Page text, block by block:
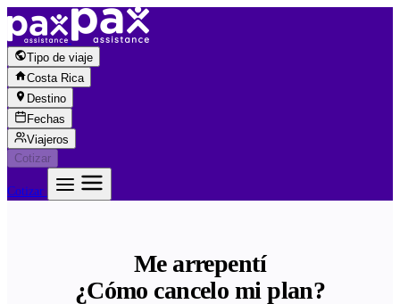
Saltar al contenido
Tipo de viaje
Costa Rica
Destino
Fechas
Viajeros
Cotizar
Cotizar
Me arrepentí
¿Cómo cancelo mi plan?